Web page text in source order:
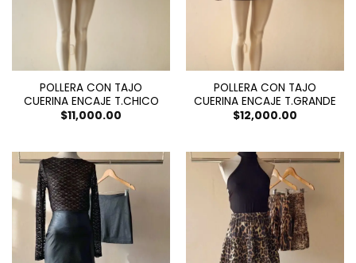
POLLERA CON TAJO
CUERINA ENCAJE T.CHICO
$11,000.00
POLLERA CON TAJO
CUERINA ENCAJE T.GRANDE
$12,000.00